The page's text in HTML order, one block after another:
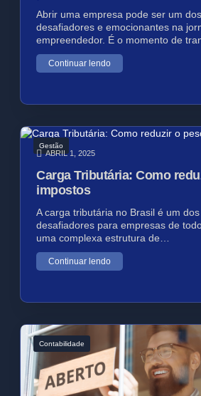
Abrir uma empresa pode ser um
desafiadores e emocionantes na
empreendedor. É o momento de
Continuar lendo
Gestão
ABRIL 1, 2025
Carga Tributária: Como
impostos
A carga tributária no Brasil é um
desafiadores para empresas de
uma complexa estrutura de…
Continuar lendo
Contabilidade